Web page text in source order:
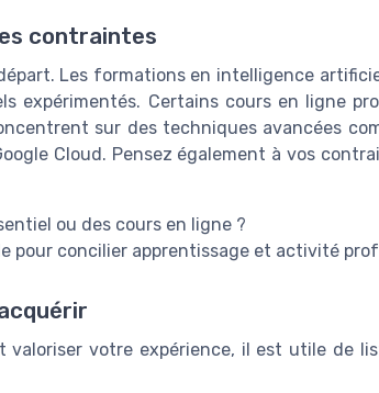
contraintes
Les formations en intelligence
expérimentés. Certains cours en ligne
sur des techniques avancées
Cloud. Pensez également à vos
ou des cours en ligne ?
pour concilier apprentissage et activité
valoriser votre expérience, il est utile de